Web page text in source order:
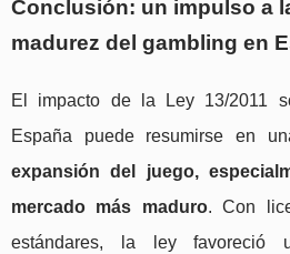
Conclusión: un impulso a
madurez del gambling en
El impacto de la Ley 13/2011
España puede resumirse en
expansión del juego,
mercado más maduro. Con
estándares, la ley favoreció